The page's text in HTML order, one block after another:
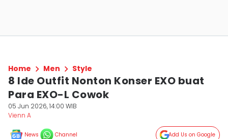
Home Men Style
8 Ide Outfit Nonton Konser EXO buat
Para EXO-L Cowok
05 Jun 2026, 14:00 WIB
Vienn A
News Channel Add Us on Google